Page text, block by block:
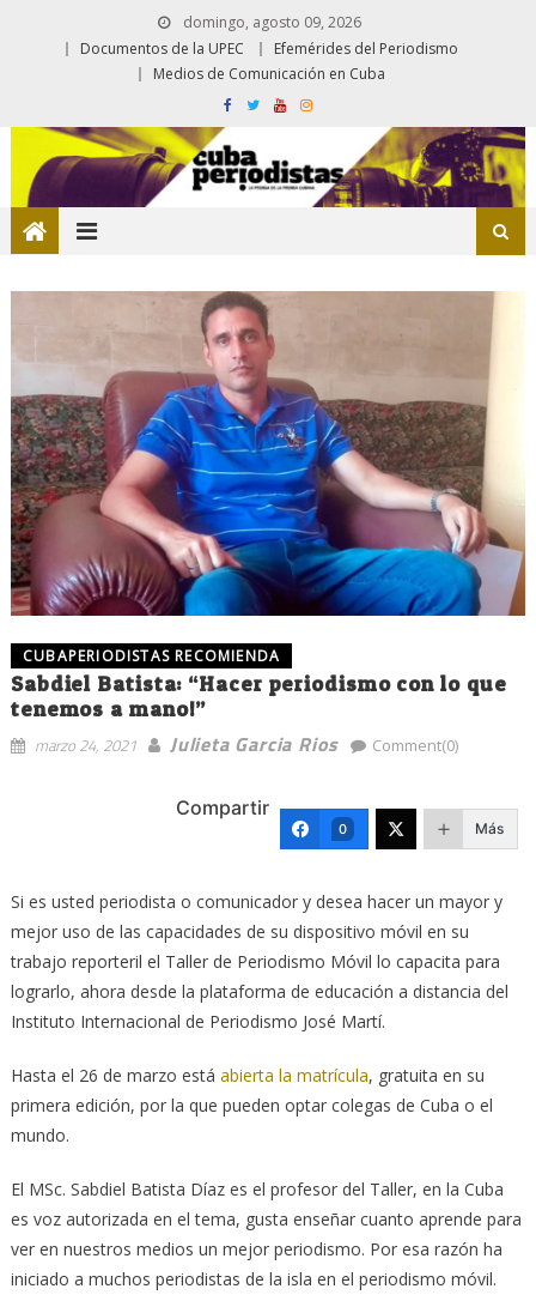
domingo, agosto 09, 2026
Documentos de la UPEC
Efemérides del Periodismo
Medios de Comunicación en Cuba
CUBAPERIODISTAS RECOMIENDA
Sabdiel Batista: “Hacer periodismo con lo que
tenemos a mano!”
marzo 24, 2021 Julieta Garcia Rios Comment(0)
Compartir
0 Más
Si es usted periodista o comunicador y desea hacer un mayor y
mejor uso de las capacidades de su dispositivo móvil en su
trabajo reporteril el Taller de Periodismo Móvil lo capacita para
lograrlo, ahora desde la plataforma de educación a distancia del
Instituto Internacional de Periodismo José Martí.
Hasta el 26 de marzo está abierta la matrícula, gratuita en su
primera edición, por la que pueden optar colegas de Cuba o el
mundo.
El MSc. Sabdiel Batista Díaz es el profesor del Taller, en la Cuba
es voz autorizada en el tema, gusta enseñar cuanto aprende para
ver en nuestros medios un mejor periodismo. Por esa razón ha
iniciado a muchos periodistas de la isla en el periodismo móvil.